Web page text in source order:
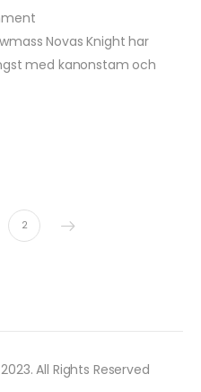
Novas Knight har
med kanonstam och
2
All Rights Reserved